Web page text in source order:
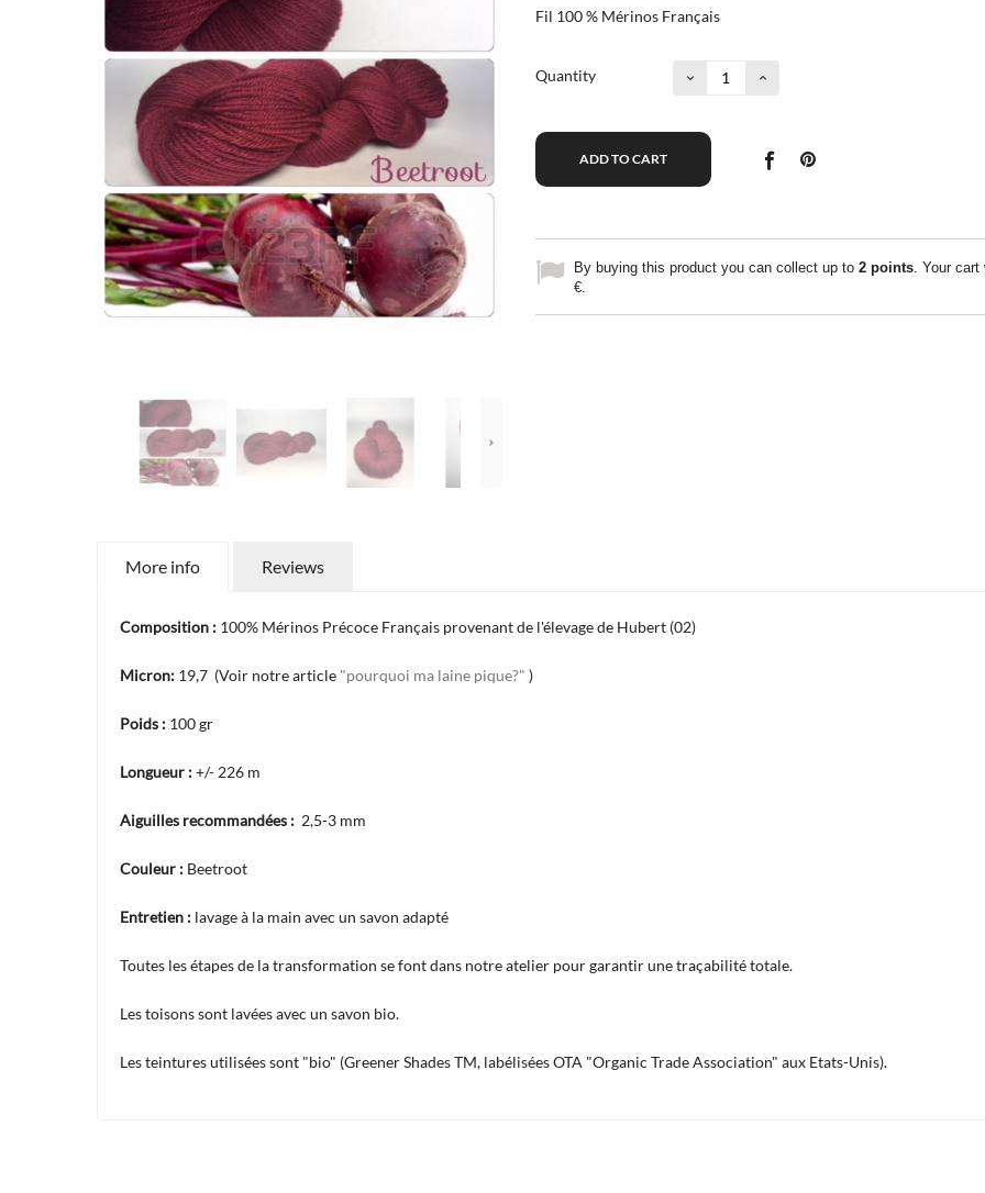
Fil 100 % Mérinos Français
Quantity
ADD TO CART
By buying this product you can collect up to 2points. Your
€.
More info Reviews
Composition : 100% Mérinos Précoce Français provenant de l'élevage de Hubert (02)
Micron: 19,7 (Voir notre article "pourquoi ma laine pique?" )
Poids : 100 gr
Longueur :+/- 226 m
Aiguilles recommandées : 2,5-3 mm
Couleur : Beetroot
Entretien : lavage à la main avec un savon adapté
Toutes les étapes de la transformation se font dans notre atelier pour garantir une traçabilité totale.
Les toisons sont lavées avec un savon bio.
Les teintures utilisées sont "bio" (Greener Shades TM, labélisées OTA "Organic Trade Association" aux Etats-Unis).